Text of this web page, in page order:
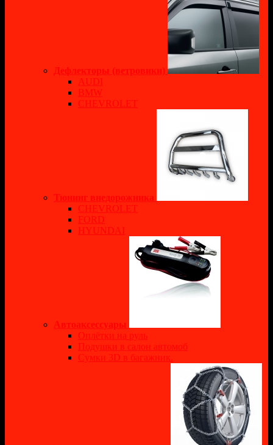
Дефлекторы (ветровики)
AUDI
BMW
CHEVROLET
Тюнинг внедорожника
CHEVROLET
FORD
HYUNDAI
Автоаксессуары
Оплётки на руль
Подушки в салон автомоб
Сумки 3D в багажник.